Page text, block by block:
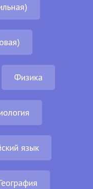
Физика
язык